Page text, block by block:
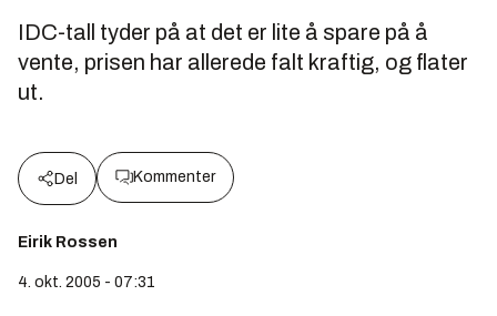
IDC-tall tyder på at det er lite å spare på å
vente, prisen har allerede falt kraftig, og flater
ut.
Del Kommenter
Eirik Rossen
4. okt. 2005 - 07:31